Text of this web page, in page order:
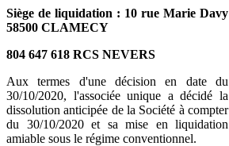
Siège de liquidation : 10 rue Marie Davy
58500 CLAMECY
804 647 618 RCS NEVERS
Aux termes d'une décision en date du
30/10/2020, l'associée unique a décidé la
dissolution anticipée de la Société à compter
du 30/10/2020 et sa mise en liquidation
amiable sous le régime conventionnel.